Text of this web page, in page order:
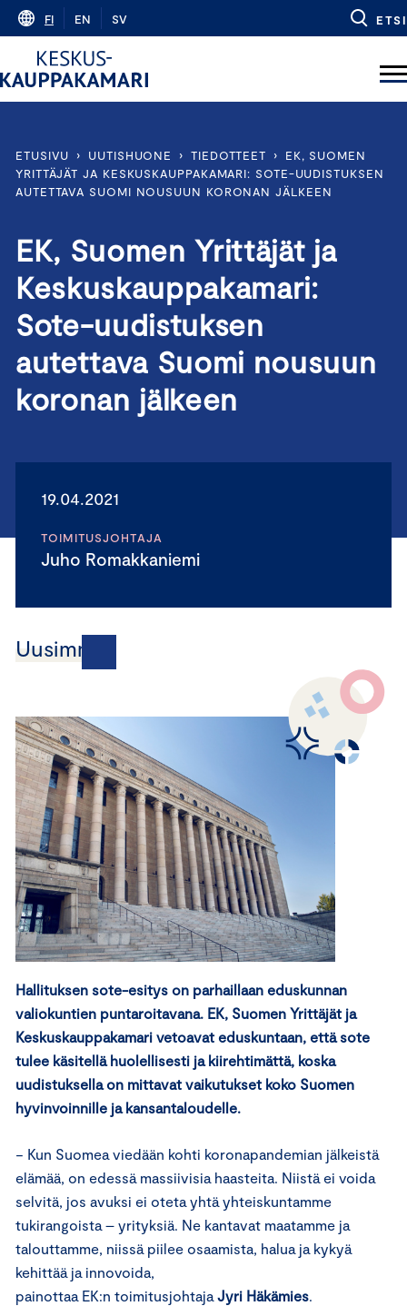
Skip
content
FI EN SV ETSI
ETUSIVU › UUTISHUONE › TIEDOTTEET ›
EK, SUOMEN
YRITTÄJÄT JA KESKUSKAUPPAKAMARI: SOTE-UUDISTUKSEN
AUTETTAVA SUOMI NOUSUUN KORONAN JÄLKEEN
EK, Suomen Yrittäjät ja
Keskuskauppakamari:
Sote-uudistuksen
autettava Suomi nousuun
koronan jälkeen
19.04.2021
TOIMITUSJOHTAJA
Juho Romakkaniemi
Uusimmat
Hallituksen sote-esitys on parhaillaan eduskunnan
valiokuntien puntaroitavana. EK, Suomen Yrittäjät ja
Keskuskauppakamari vetoavat eduskuntaan, että sote
tulee käsitellä huolellisesti ja kiirehtimättä, koska
uudistuksella on mittavat vaikutukset koko Suomen
hyvinvoinnille ja kansantaloudelle.
− Kun Suomea viedään kohti koronapandemian jälkeistä
elämää, on edessä massiivisia haasteita. Niistä ei voida
selvitä, jos avuksi ei oteta yhtä yhteiskuntamme
tukirangoista – yrityksiä. Ne kantavat maatamme ja
talouttamme, niissä piilee osaamista, halua ja kykyä
kehittää ja innovoida,
painottaa EK:n toimitusjohtaja Jyri Häkämies.